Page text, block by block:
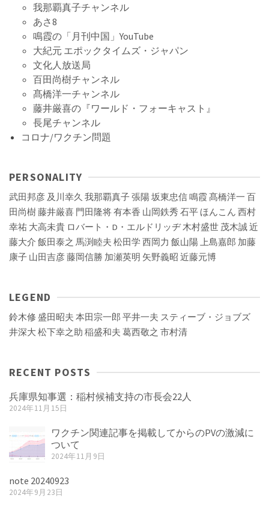
我那覇真子チャンネル
あさ8
鳴霞の「月刊中国」YouTube
大紀元 エポックタイムズ・ジャパン
文化人放送局
百田尚樹チャンネル
髙橋洋一チャンネル
藤井厳喜の『ワールド・フォーキャスト』
長尾チャンネル
コロナ/ワクチン問題
PERSONALITY
武田邦彦 及川幸久 我那覇真子張陽坂東忠信鳴霞 髙橋洋一 百
田尚樹藤井厳喜 門田隆将有本香 山岡鉄秀 石平 ほんこん 西村
幸祐 大高未貴 ロバート・D・エルドリッヂ木村盛世 茂木誠近
藤大介 飯田泰之 馬渕睦夫 松田学 西岡力 飯山陽上島嘉郎 加藤
康子 山田吉彦藤岡信勝 加瀬英明 矢野義昭 近藤元博
LEGEND
鈴木修 盛田昭夫 本田宗一郎 平井一夫 スティーブ・ジョブズ
井深大 松下幸之助 稲盛和夫 葛西敬之 市村清
RECENT POSTS
兵庫県知事選：稲村候補支持の市長会22人
2024年11月15日
ワクチン関連記事を掲載してからのPVの激減に
ついて
2024年11月9日
note 20240923
2024年9月23日